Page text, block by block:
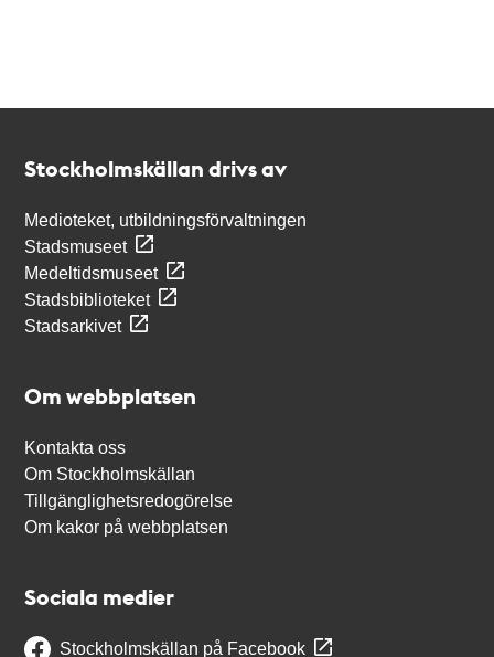
Stockholmskällan drivs av
Medioteket, utbildningsförvaltningen
Stadsmuseet
Medeltidsmuseet
Stadsbiblioteket
Stadsarkivet
Om webbplatsen
Kontakta oss
Om Stockholmskällan
Tillgänglighetsredogörelse
Om kakor på webbplatsen
Sociala medier
Stockholmskällan på Facebook